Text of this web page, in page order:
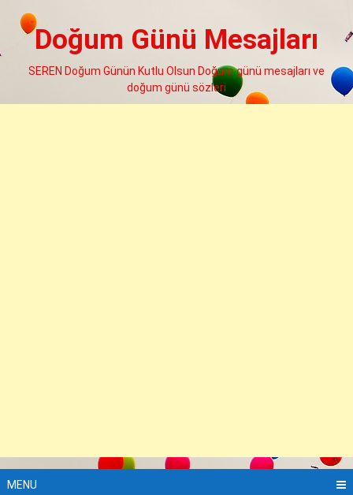
Doğum Günü Mesajları
SEREN Doğum Günün Kutlu Olsun Doğum günü mesajları ve
doğum günü sözleri
MENU